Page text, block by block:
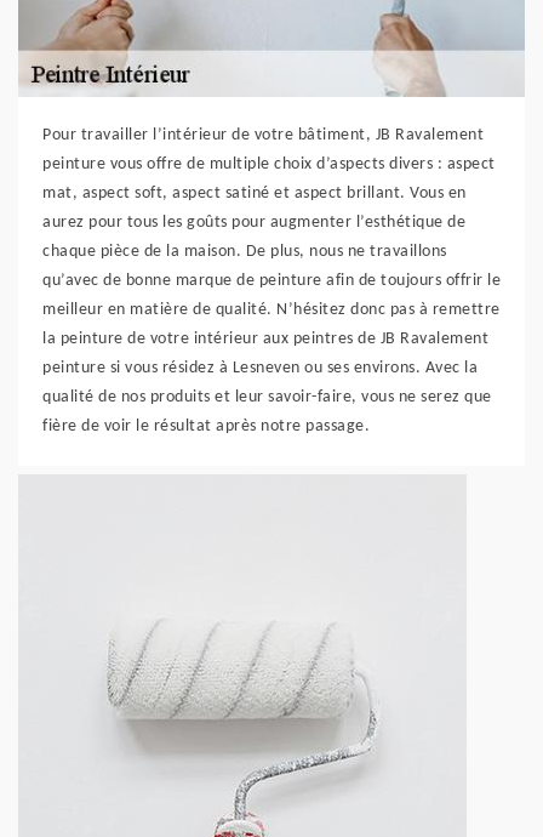
Pour travailler l’intérieur de votre bâtiment, JB Ravalement
peinture vous offre de multiple choix d’aspects divers : aspect
mat, aspect soft, aspect satiné et aspect brillant. Vous en
aurez pour tous les goûts pour augmenter l’esthétique de
chaque pièce de la maison. De plus, nous ne travaillons
qu’avec de bonne marque de peinture afin de toujours offrir le
meilleur en matière de qualité. N’hésitez donc pas à remettre
la peinture de votre intérieur aux peintres de JB Ravalement
peinture si vous résidez à Lesneven ou ses environs. Avec la
qualité de nos produits et leur savoir-faire, vous ne serez que
fière de voir le résultat après notre passage.